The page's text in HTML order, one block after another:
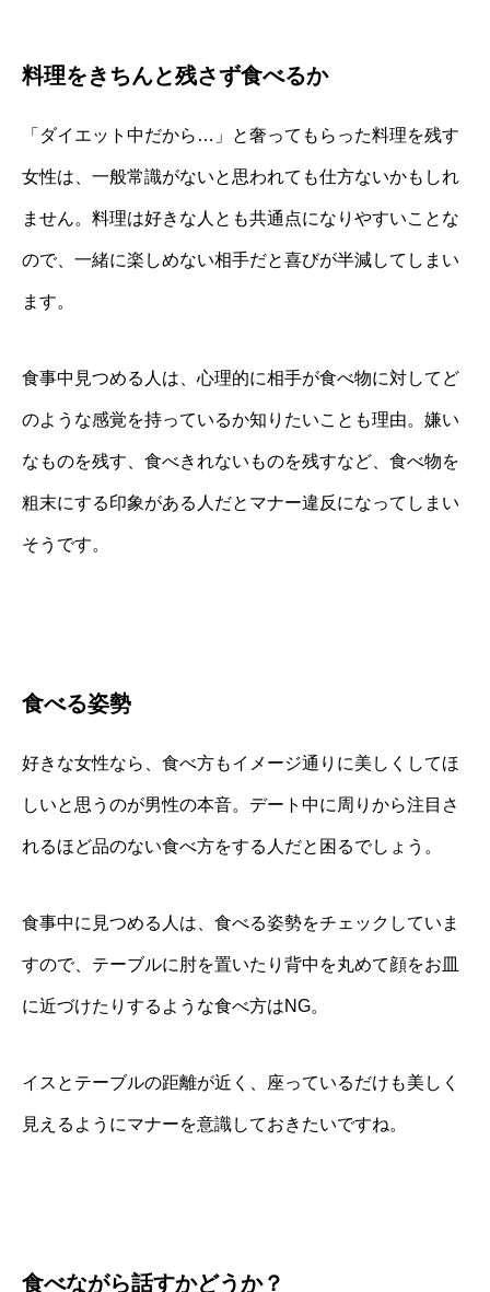
料理をきちんと残さず食べるか
「ダイエット中だから…」と奢ってもらった料理を残す
女性は、一般常識がないと思われても仕方ないかもしれ
ません。料理は好きな人とも共通点になりやすいことな
ので、一緒に楽しめない相手だと喜びが半減してしまい
ます。
食事中見つめる人は、心理的に相手が食べ物に対してど
のような感覚を持っているか知りたいことも理由。嫌い
なものを残す、食べきれないものを残すなど、食べ物を
粗末にする印象がある人だとマナー違反になってしまい
そうです。
食べる姿勢
好きな女性なら、食べ方もイメージ通りに美しくしてほ
しいと思うのが男性の本音。デート中に周りから注目さ
れるほど品のない食べ方をする人だと困るでしょう。
食事中に見つめる人は、食べる姿勢をチェックしていま
すので、テーブルに肘を置いたり背中を丸めて顔をお皿
に近づけたりするような食べ方はNG。
イスとテーブルの距離が近く、座っているだけも美しく
見えるようにマナーを意識しておきたいですね。
食べながら話すかどうか？